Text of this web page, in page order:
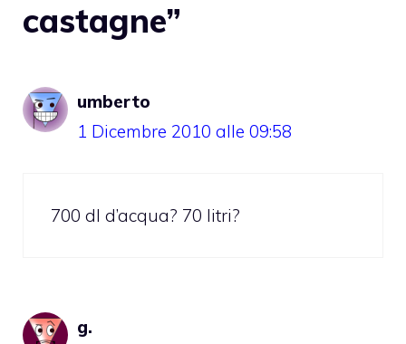
castagne”
umberto
1 Dicembre 2010 alle 09:58
700 dl d’acqua? 70 litri?
g.